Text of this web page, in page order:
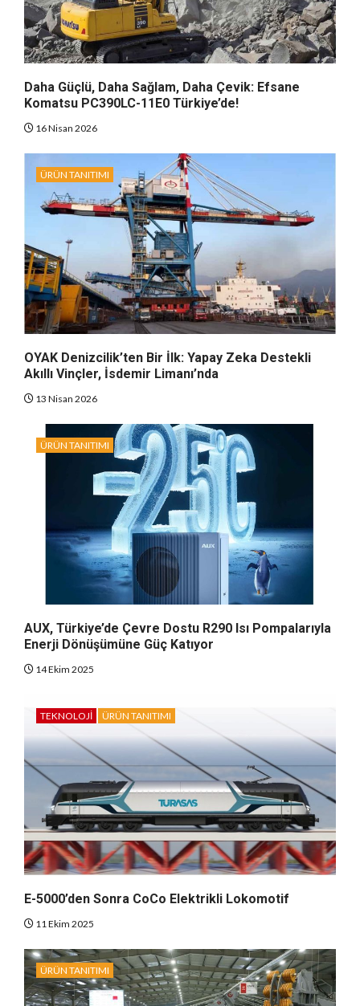
Daha Güçlü, Daha Sağlam, Daha Çevik: Efsane
Komatsu PC390LC-11E0 Türkiye’de!
16 Nisan 2026
ÜRÜN TANITIMI
OYAK Denizcilik’ten Bir İlk: Yapay Zeka Destekli
Akıllı Vinçler, İsdemir Limanı’nda
13 Nisan 2026
ÜRÜN TANITIMI
AUX, Türkiye’de Çevre Dostu R290 Isı Pompalarıyla
Enerji Dönüşümüne Güç Katıyor
14 Ekim 2025
TEKNOLOJI ÜRÜN TANITIMI
E-5000’den Sonra CoCo Elektrikli Lokomotif
11 Ekim 2025
ÜRÜN TANITIMI